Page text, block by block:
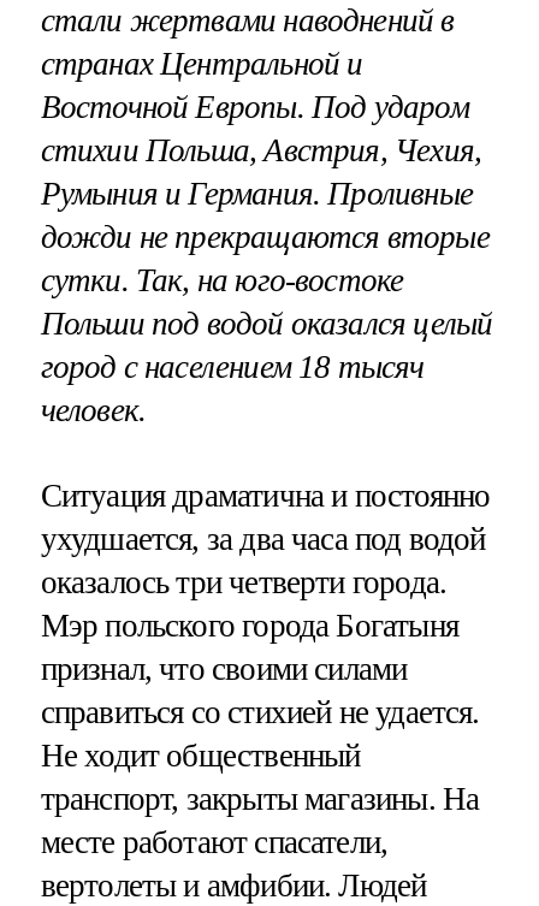
стали жертвами наводнений в
странах Центральной и
Восточной Европы. Под ударом
стихии Польша, Австрия, Чехия,
Румыния и Германия. Проливные
дожди не прекращаются вторые
сутки. Так, на юго-востоке
Польши под водой оказался целый
город с населением 18 тысяч
человек.
Ситуация драматична и постоянно
ухудшается, за два часа под водой
оказалось три четверти города.
Мэр польского города Богатыня
признал, что своими силами
справиться со стихией не удается.
Не ходит общественный
транспорт, закрыты магазины. На
месте работают спасатели,
вертолеты и амфибии. Людей